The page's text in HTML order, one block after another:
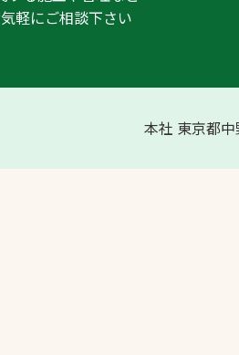
軽にご相談下さい
本社 東京都